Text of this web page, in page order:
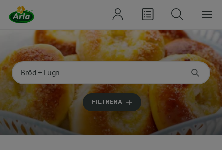
Sök på kategori eller ingrediens
Skriv in sökord för att få förslag
FILTRERA